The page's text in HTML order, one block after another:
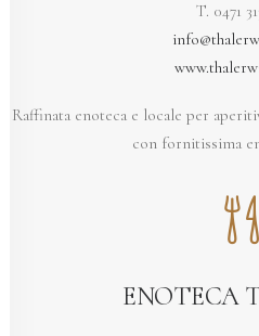
T. 0471
Raffinata enoteca e locale per
con fornitissima
ENOTECA